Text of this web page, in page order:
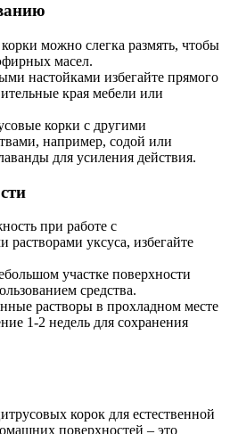
можно слегка размять, чтобы
масел.
настойками избегайте прямого
края мебели или
корки с другими
например, содой или
для усиления действия.
при работе с
уксуса, избегайте
участке поверхности
средства.
растворы в прохладном месте
1-2 недель для сохранения
корок для естественной
поверхностей – это